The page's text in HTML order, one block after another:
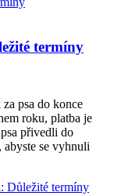
termíny
psa do konce
roku, platba je
přivedli do
abyste se vyhnuli
Důležité termíny